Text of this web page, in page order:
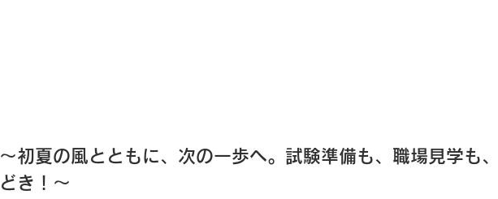
～初夏の風とともに、次の一歩へ。試験準備も、職場見学も
どき！～